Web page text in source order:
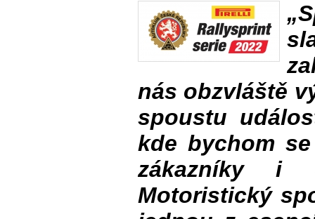
nás obzvláště
spoustu
kde bychom
zákazníky i
Motoristický